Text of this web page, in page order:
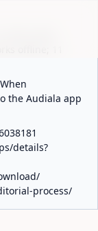
cities
the Audiala app
details?
process/